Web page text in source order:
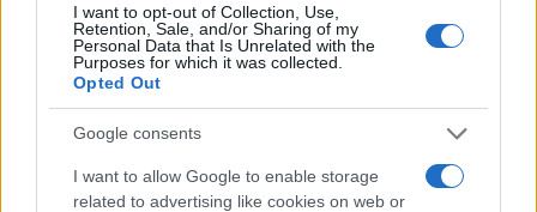
I want to opt-out of Collection, Use,
Retention, Sale, and/or Sharing of my
Personal Data that Is Unrelated with the
Purposes for which it was collected.
Opted Out
Google consents
I want to allow Google to enable storage
related to advertising like cookies on web or